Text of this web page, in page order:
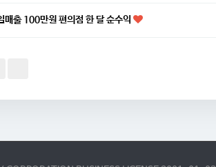
매출 100만원 편의점 한 달 순수익